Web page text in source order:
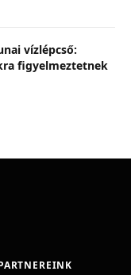
vízlépcső:
figyelmeztetnek